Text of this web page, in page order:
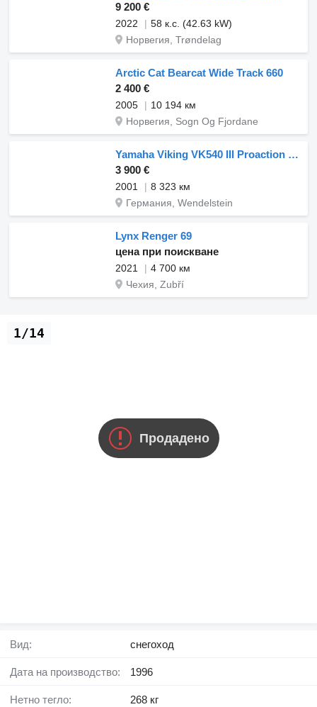
9 200 €
2022
58 к.с. (42.63 kW)
Норвегия, Trøndelag
Arctic Cat Bearcat Wide Track 660
2 400 €
2005
10 194 км
Норвегия, Sogn Og Fjordane
Yamaha Viking VK540 III Proaction Plus Schneemobil Snowmobile Skidoo
3 900 €
2001
8 323 км
Германия, Wendelstein
Lynx Renger 69
цена при поискване
2021
4 700 км
Чехия, Zubří
Продадено
1/14
Вид: снегоход
Дата на производство: 1996
Нетно тегло: 268 кг